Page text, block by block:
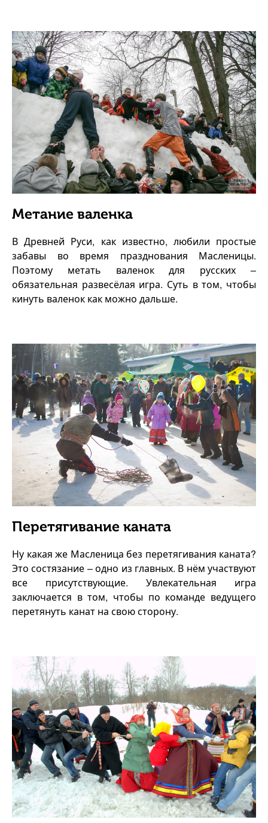
Метание валенка
В Древней Руси, как известно, любили простые
забавы во время празднования Масленицы.
Поэтому метать валенок для русских –
обязательная развесёлая игра. Суть в том, чтобы
кинуть валенок как можно дальше.
Перетягивание каната
Ну какая же Масленица без перетягивания каната?
Это состязание – одно из главных. В нём участвуют
все присутствующие. Увлекательная игра
заключается в том, чтобы по команде ведущего
перетянуть канат на свою сторону.